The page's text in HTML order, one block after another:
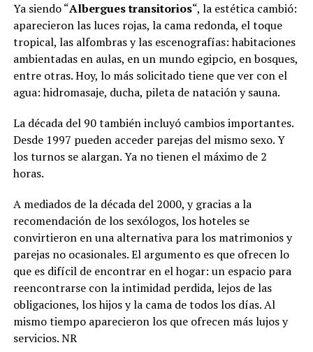
Ya siendo “Albergues transitorios“, la estética cambió:
aparecieron las luces rojas, la cama redonda, el toque
tropical, las alfombras y las escenografías: habitaciones
ambientadas en aulas, en un mundo egipcio, en bosques,
entre otras. Hoy, lo más solicitado tiene que ver con el
agua: hidromasaje, ducha, pileta de natación y sauna.
La década del 90 también incluyó cambios importantes.
Desde 1997 pueden acceder parejas del mismo sexo. Y
los turnos se alargan. Ya no tienen el máximo de 2
horas.
A mediados de la década del 2000, y gracias a la
recomendación de los sexólogos, los hoteles se
convirtieron en una alternativa para los matrimonios y
parejas no ocasionales. El argumento es que ofrecen lo
que es difícil de encontrar en el hogar: un espacio para
reencontrarse con la intimidad perdida, lejos de las
obligaciones, los hijos y la cama de todos los días. Al
mismo tiempo aparecieron los que ofrecen más lujos y
servicios. NR